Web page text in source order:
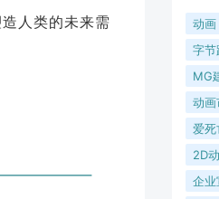
人类的未来需 动画
字节
MG
动画
爱死
2D
企业